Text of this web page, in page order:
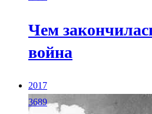
Чем
война
2017
3689